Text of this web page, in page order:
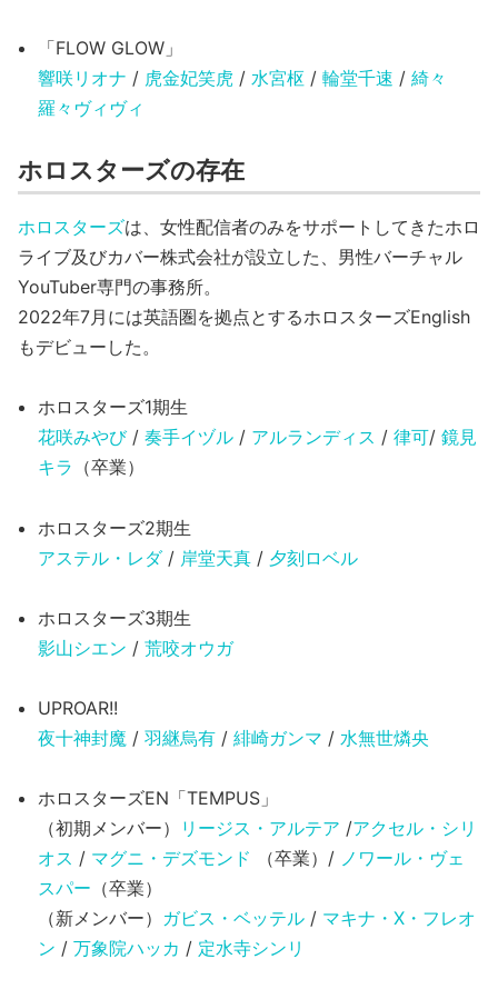
「FLOW GLOW」
響咲リオナ / 虎金妃笑虎 / 水宮枢 / 輪堂千速 / 綺々
羅々ヴィヴィ
ホロスターズの存在
ホロスターズは、女性配信者のみをサポートしてきたホロ
ライブ及びカバー株式会社が設立した、男性バーチャル
YouTuber専門の事務所。
2022年7月には英語圏を拠点とするホロスターズEnglish
もデビューした。
ホロスターズ1期生
花咲みやび/ 奏手イヅル / アルランディス / 律可/ 鏡見
キラ （卒業）
ホロスターズ2期生
アステル・レダ/ 岸堂天真 / 夕刻ロベル
ホロスターズ3期生
影山シエン / 荒咬オウガ
UPROAR!!
夜十神封魔 / 羽継烏有 / 緋崎ガンマ / 水無世燐央
ホロスターズEN「TEMPUS」
（初期メンバー）
リージス・アルテア /アクセル・シリ
オス / マグニ・デズモンド （卒業）/ ノワール・ヴェ
スパー （卒業）
（新メンバー） ガビス・ベッテル / マキナ・X・フレオ
ン / 万象院ハッカ / 定水寺シンリ